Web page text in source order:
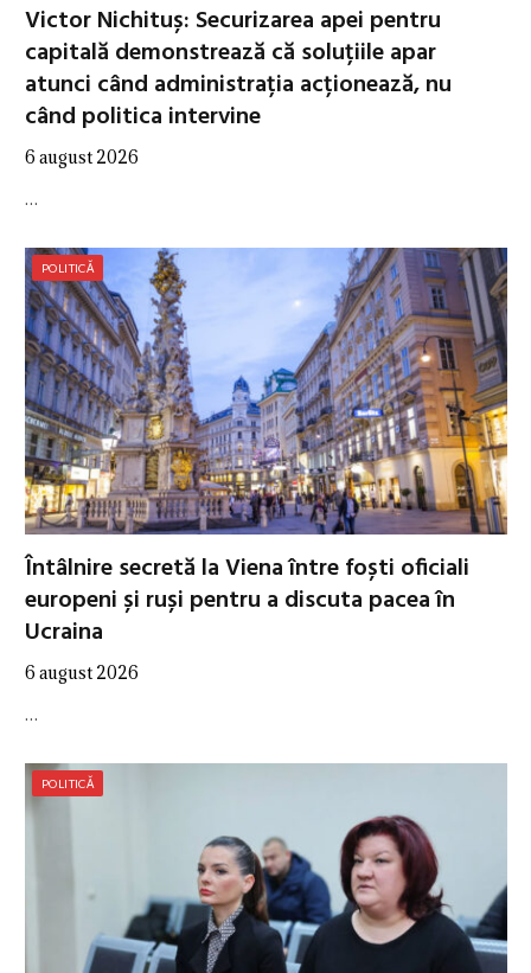
Victor Nichituș: Securizarea apei pentru
capitală demonstrează că soluțiile apar
atunci când administrația acționează, nu
când politica intervine
6 august 2026
…
POLITICĂ
Întâlnire secretă la Viena între foști oficiali
europeni și ruși pentru a discuta pacea în
Ucraina
6 august 2026
…
POLITICĂ